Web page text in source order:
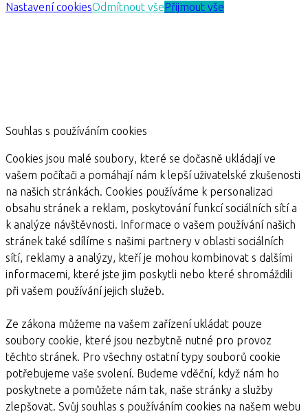
Nastavení cookiesOdmítnout všePřijmout vše
Souhlas s používáním cookies
Cookies jsou malé soubory, které se dočasně ukládají ve
vašem počítači a pomáhají nám k lepší uživatelské zkušenosti
na našich stránkách. Cookies používáme k personalizaci
obsahu stránek a reklam, poskytování funkcí sociálních sítí a
k analýze návštěvnosti. Informace o vašem používání našich
stránek také sdílíme s našimi partnery v oblasti sociálních
sítí, reklamy a analýzy, kteří je mohou kombinovat s dalšími
informacemi, které jste jim poskytli nebo které shromáždili
při vašem používání jejich služeb.
Ze zákona můžeme na vašem zařízení ukládat pouze
soubory cookie, které jsou nezbytně nutné pro provoz
těchto stránek. Pro všechny ostatní typy souborů cookie
potřebujeme vaše svolení. Budeme vděční, když nám ho
poskytnete a pomůžete nám tak, naše stránky a služby
zlepšovat. Svůj souhlas s používáním cookies na našem webu